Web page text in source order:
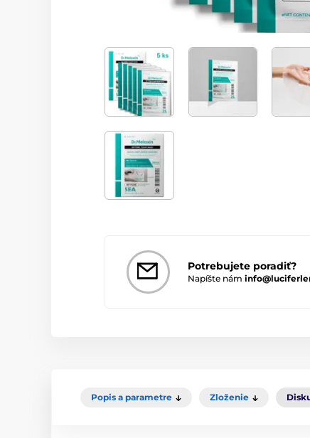
Potrebujete poradiť?
Napíšte nám
Popis a parametre Zloženie